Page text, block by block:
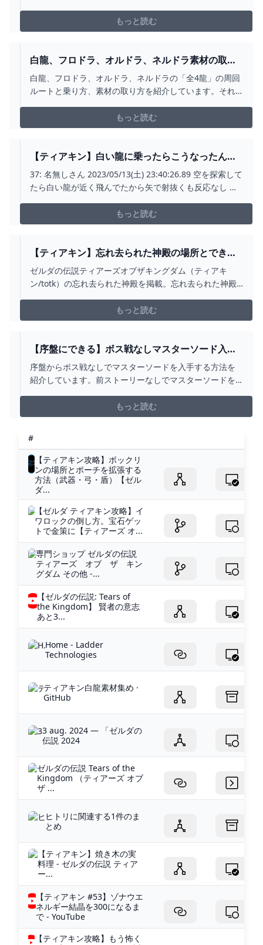
～。 お礼を貰ってカバンダと別れ、地上絵を探す。 あ
ー、あれか。 岩目から風が出ている。 もう少し地上絵の
～。 祠の近くでコログを発見。 …
もっと読む
白龍、フロドラ、オルドラ、ネルドラ素材の取り
方、周回ルートと乗り方 「全4龍」 角 牙のか
けら 爪 うろこ 龍岩石 待機場所 注意点
ダム ティアキン - YOUTUBE
白龍、フロドラ、オルドラ、ネルドラの「全4龍」の周回
ルートと乗り方、素材の取り方を紹介しています。それ
ろこ、龍岩石を実際に取っています。0:00 挨拶、進め
方0:22 全ての龍の共通点、あると楽なもの1:13 白龍
もっと読む
【ティアキン】白い龍に乗ったらこうなったんだ
がＷＷＷ ゼルダの伝説ティアキンまとめっち ゼル
ダの伝説ティアーズ オブ ザ キングダム
37: 名無しさん 2023/05/13(土) 23:40:26.89 空を探索して
たら白い龍が近く飛んでたから矢で射抜くも反応なし 乗
ら引っこ抜いたけど… なんかそこでのムービーで凄いネ
タ
もっと読む
【ティアキン】忘れ去られた神殿の場所とできる
こと【ゼルダの伝説ティアーズオブザキングダ
ム】 - 神ゲー攻略
ゼルダの伝説ティアーズオブザキングダム（ティアキ
ン/totk）の忘れ去られた神殿を掲載。忘れ去られた神殿
とについても紹介しています。
もっと読む
【序盤にできる】ボス戦なしマスターソード入手
方法 白龍に飛び乗る方法 白龍の周回ルート
高さ ファントムガノン 素材集め 盾ロケッ
ングダム ティアキン - YOUTUBE
序盤からボス戦なしでマスターソードを入手する方法を
紹介しています。前ストーリーなしでマスターソードを
タイミングが合えば一番早く取ることができます。地上
絵(龍の泪)ルートでマスターソードを取らなかった場合で
ードを...
もっと読む
#
【ティアキン攻略】ボックリ
ンの場所とポーチを拡張する
方法（武器・弓・盾）【ゼル
ダ...
【ゼルダ ティアキン攻略】イ
ワロックの倒し方。宝石ゲッ
トで金策に【ティアーズ オ...
専門ショップ ゼルダの伝説
ティアーズ オブ ザ キン
グダム その他 -...
【ゼルダの伝説: Tears of
the Kingdom】 賢者の意志
あと3...
Home - Ladder
Technologies
ティアキン白龍素材集め ·
GitHub
3 aug. 2024 — 「ゼルダの
伝説 2024
ゼルダの伝説 Tears of the
Kingdom （ティアーズ オブ
ザ ...
ヒトリに関連する1件のま
とめ
【ティアキン】焼き木の実
料理 - ゼルダの伝説 ティア
ー...
【ティアキン #53】ゾナウエ
ネルギー結晶を300になるま
で - YouTube
【ティアキン攻略】もう怖く